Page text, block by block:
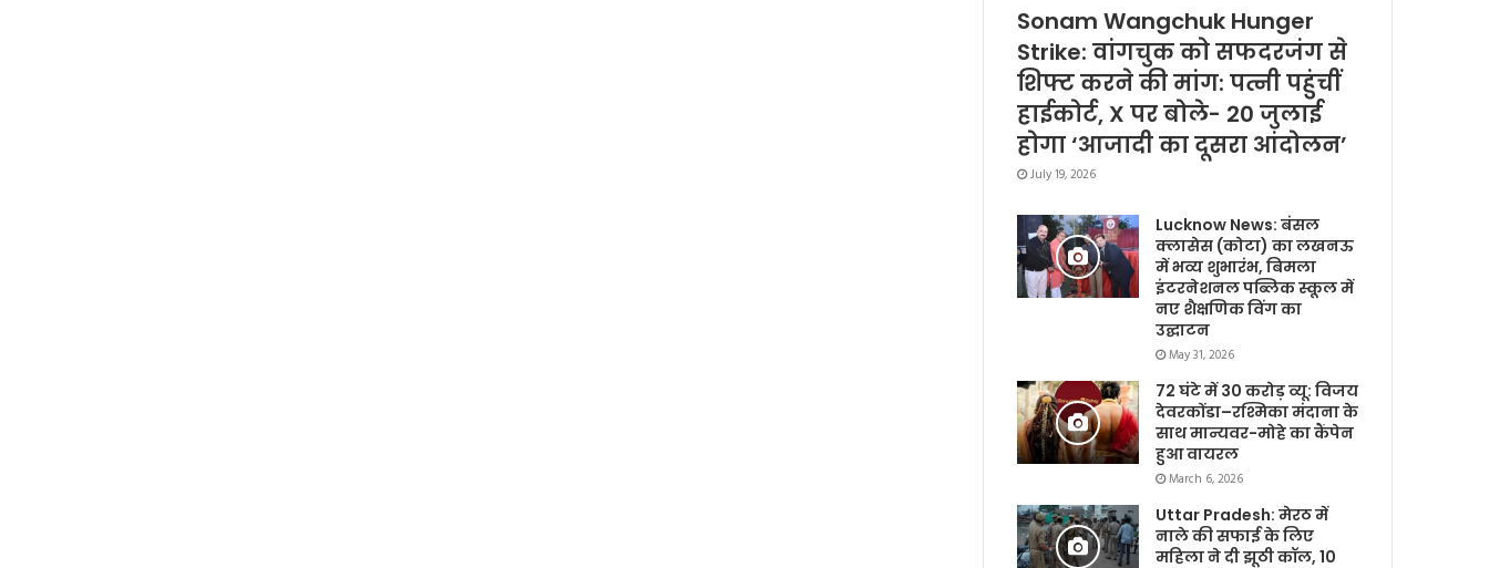
Sonam Wangchuk Hunger
Strike: वांगचुक को सफदरजंग से
शिफ्ट करने की मांग: पत्नी पहुंचीं
हाईकोर्ट, X पर बोले- 20 जुलाई
होगा ‘आजादी का दूसरा आंदोलन’
July 19, 2026
Lucknow News: बंसल
क्लासेस (कोटा) का लखनऊ
में भव्य शुभारंभ, बिमला
इंटरनेशनल पब्लिक स्कूल में
नए शैक्षणिक विंग का
उद्घाटन
May 31, 2026
72 घंटे में 30 करोड़ व्यू: विजय
देवरकोंडा–रश्मिका मंदाना के
साथ मान्यवर-मोहे का कैंपेन
हुआ वायरल
March 6, 2026
Uttar Pradesh: मेरठ में
नाले की सफाई के लिए
महिला ने दी झूठी कॉल, 10